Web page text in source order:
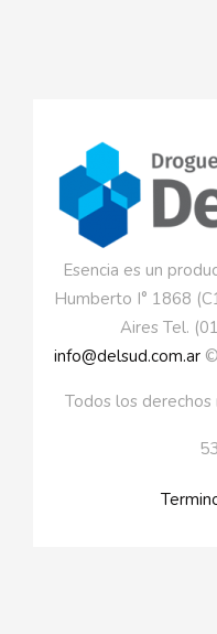
Esencia es un
Humberto I° 1868
Aires Tel.
info@delsud.com.ar
Todos los derechos